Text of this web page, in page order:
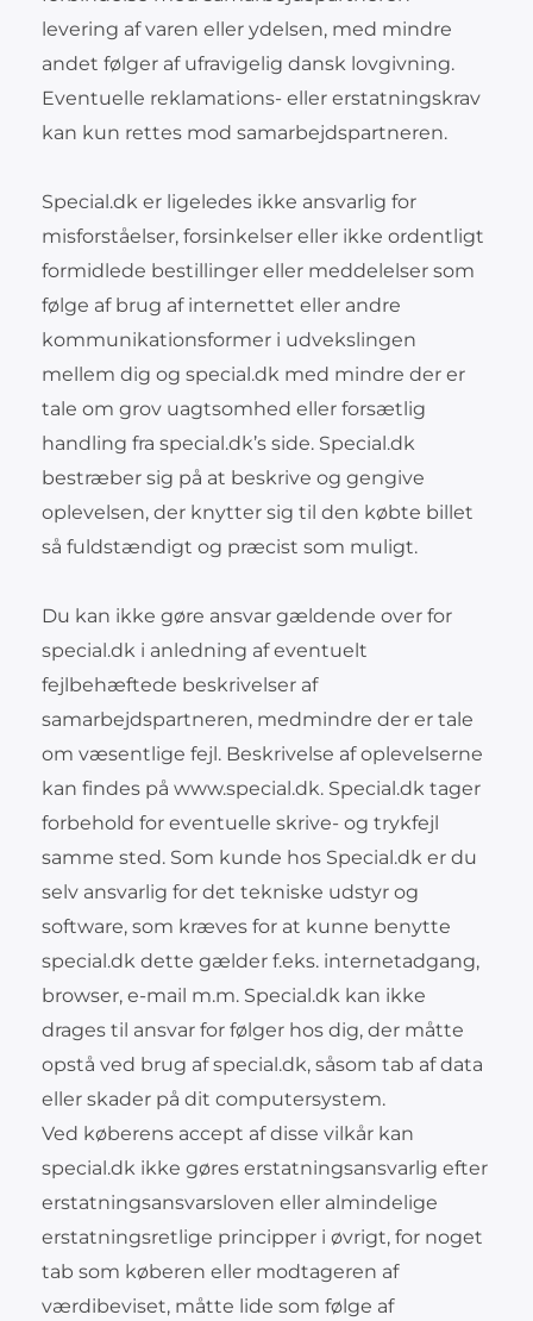
levering af varen eller ydelsen, med mindre
andet følger af ufravigelig dansk lovgivning.
Eventuelle reklamations- eller erstatningskrav
kan kun rettes mod samarbejdspartneren.
Special.dk er ligeledes ikke ansvarlig for
misforståelser, forsinkelser eller ikke ordentligt
formidlede bestillinger eller meddelelser som
følge af brug af internettet eller andre
kommunikationsformer i udvekslingen
mellem dig og special.dk med mindre der er
tale om grov uagtsomhed eller forsætlig
handling fra special.dk’s side. Special.dk
bestræber sig på at beskrive og gengive
oplevelsen, der knytter sig til den købte billet
så fuldstændigt og præcist som muligt.
Du kan ikke gøre ansvar gældende over for
special.dk i anledning af eventuelt
fejlbehæftede beskrivelser af
samarbejdspartneren, medmindre der er tale
om væsentlige fejl. Beskrivelse af oplevelserne
kan findes på www.special.dk. Special.dk tager
forbehold for eventuelle skrive- og trykfejl
samme sted. Som kunde hos Special.dk er du
selv ansvarlig for det tekniske udstyr og
software, som kræves for at kunne benytte
special.dk dette gælder f.eks. internetadgang,
browser, e-mail m.m. Special.dk kan ikke
drages til ansvar for følger hos dig, der måtte
opstå ved brug af special.dk, såsom tab af data
eller skader på dit computersystem.
Ved køberens accept af disse vilkår kan
special.dk ikke gøres erstatningsansvarlig efter
erstatningsansvarsloven eller almindelige
erstatningsretlige principper i øvrigt, for noget
tab som køberen eller modtageren af
værdibeviset, måtte lide som følge af